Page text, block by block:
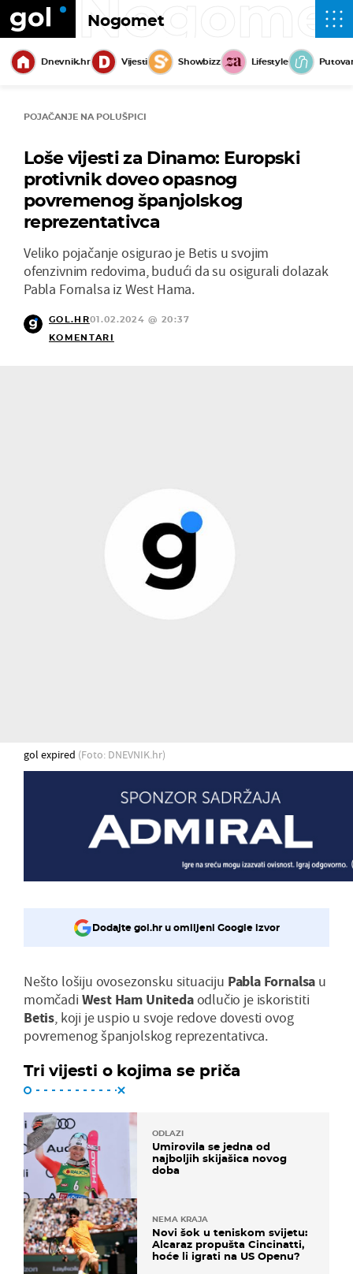
Nogomet
Dnevnik.hr Vijesti Showbizz Lifestyle
POJAČANJE NA POLUŠPICI
Loše vijesti za Dinamo: Europski
protivnik doveo opasnog
povremenog španjolskog
reprezentativca
Veliko pojačanje osigurao je Betis u svojim
ofenzivnim redovima, budući da su osigurali dolazak
Pabla Fornalsa iz West Hama.
GOL.HR01.02.2024 @ 20:37
KOMENTARI
gol expired (Foto: DNEVNIK.hr)
Dodajte gol.hr u omiljeni Google izvor
Nešto lošiju ovosezonsku situaciju Pabla Fornalsa u
momčadi West Ham Unitedaodlučio je iskoristiti
Betis, koji je uspio u svoje redove dovesti ovog
povremenog španjolskog reprezentativca.
Tri vijesti o kojima se priča
ODLAZI
Umirovila se jedna od
najboljih skijašica novog
doba
NEMA KRAJA
Novi šok u teniskom svijetu:
Alcaraz propušta Cincinatti,
hoće li igrati na US Openu?